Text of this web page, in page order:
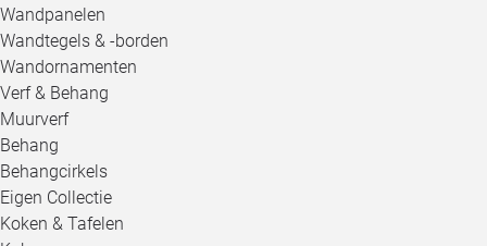
Wandpanelen
Wandtegels & -borden
Wandornamenten
Verf & Behang
Muurverf
Behang
Behangcirkels
Eigen Collectie
Koken & Tafelen